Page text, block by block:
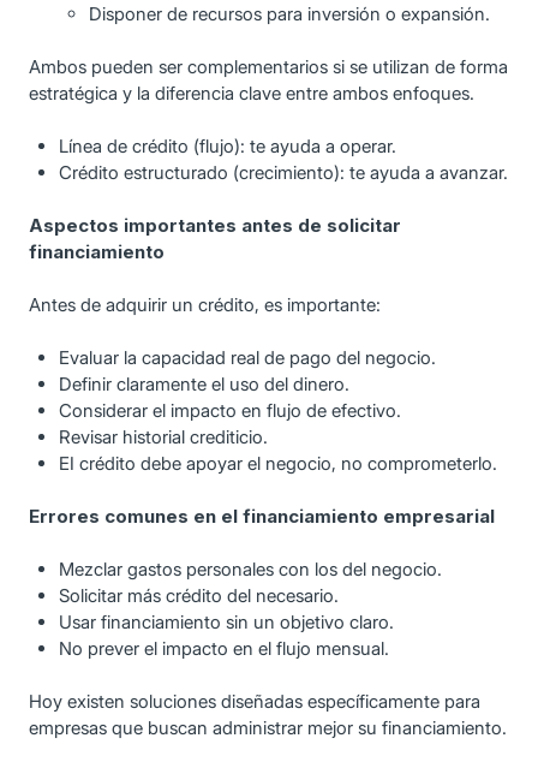
Disponer de recursos para inversión o expansión.
Ambos pueden ser complementarios si se utilizan de forma
estratégica y la diferencia clave entre ambos enfoques.
Línea de crédito (flujo): te ayuda a operar.
Crédito estructurado (crecimiento): te ayuda a avanzar.
Aspectos importantes antes de solicitar
financiamiento
Antes de adquirir un crédito, es importante:
Evaluar la capacidad real de pago del negocio.
Definir claramente el uso del dinero.
Considerar el impacto en flujo de efectivo.
Revisar historial crediticio.
EI crédito debe apoyar el negocio, no comprometerlo.
Errores comunes en el financiamiento empresarial
Mezclar gastos personales con los del negocio.
Solicitar más crédito del necesario.
Usar financiamiento sin un objetivo claro.
No prever el impacto en el flujo mensual.
Hoy existen soluciones diseñadas específicamente para
empresas que buscan administrar mejor su financiamiento.